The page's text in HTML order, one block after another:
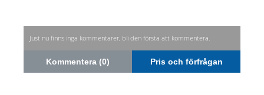
Just nu finns inga kommentarer, bli den första att kommentera.
Kommentera (0) Pris och förfrågan